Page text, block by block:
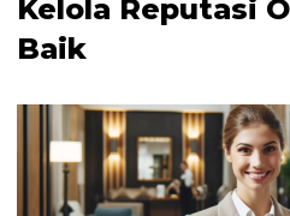
Kelola Reputasi
Baik